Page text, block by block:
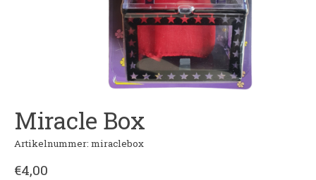
Miracle Box
Artikelnummer: miraclebox
€4,00